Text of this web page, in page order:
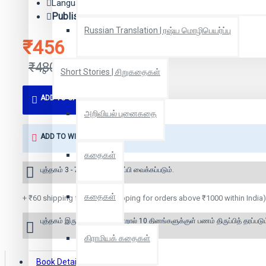
Russian Translation | ரஷ்ய மொழிபெயர்ப்பு
Short Stories | சிறுகதைகள்
அறிவியல் புனைகதை
கதைகள்
கதைகள்
கிராமியக் கதைகள்
₹456
₹480
Language: Tamil
Publisher:
ADD TO CART
ADD TO WISH LIST
புத்தகம் 3 - 7 நாட்களில் அனுப்பி வைக்கப்படும்.
+ ₹60 shipping fee* (Free shipping for orders above ₹1000 within India)
புத்தகம் இருப்பில் இல்லை என்றால் 10 தினங்களுக்குள் பணம் திருப்பித்
Book Details